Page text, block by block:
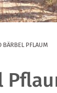
BÄRBEL PFLAUM